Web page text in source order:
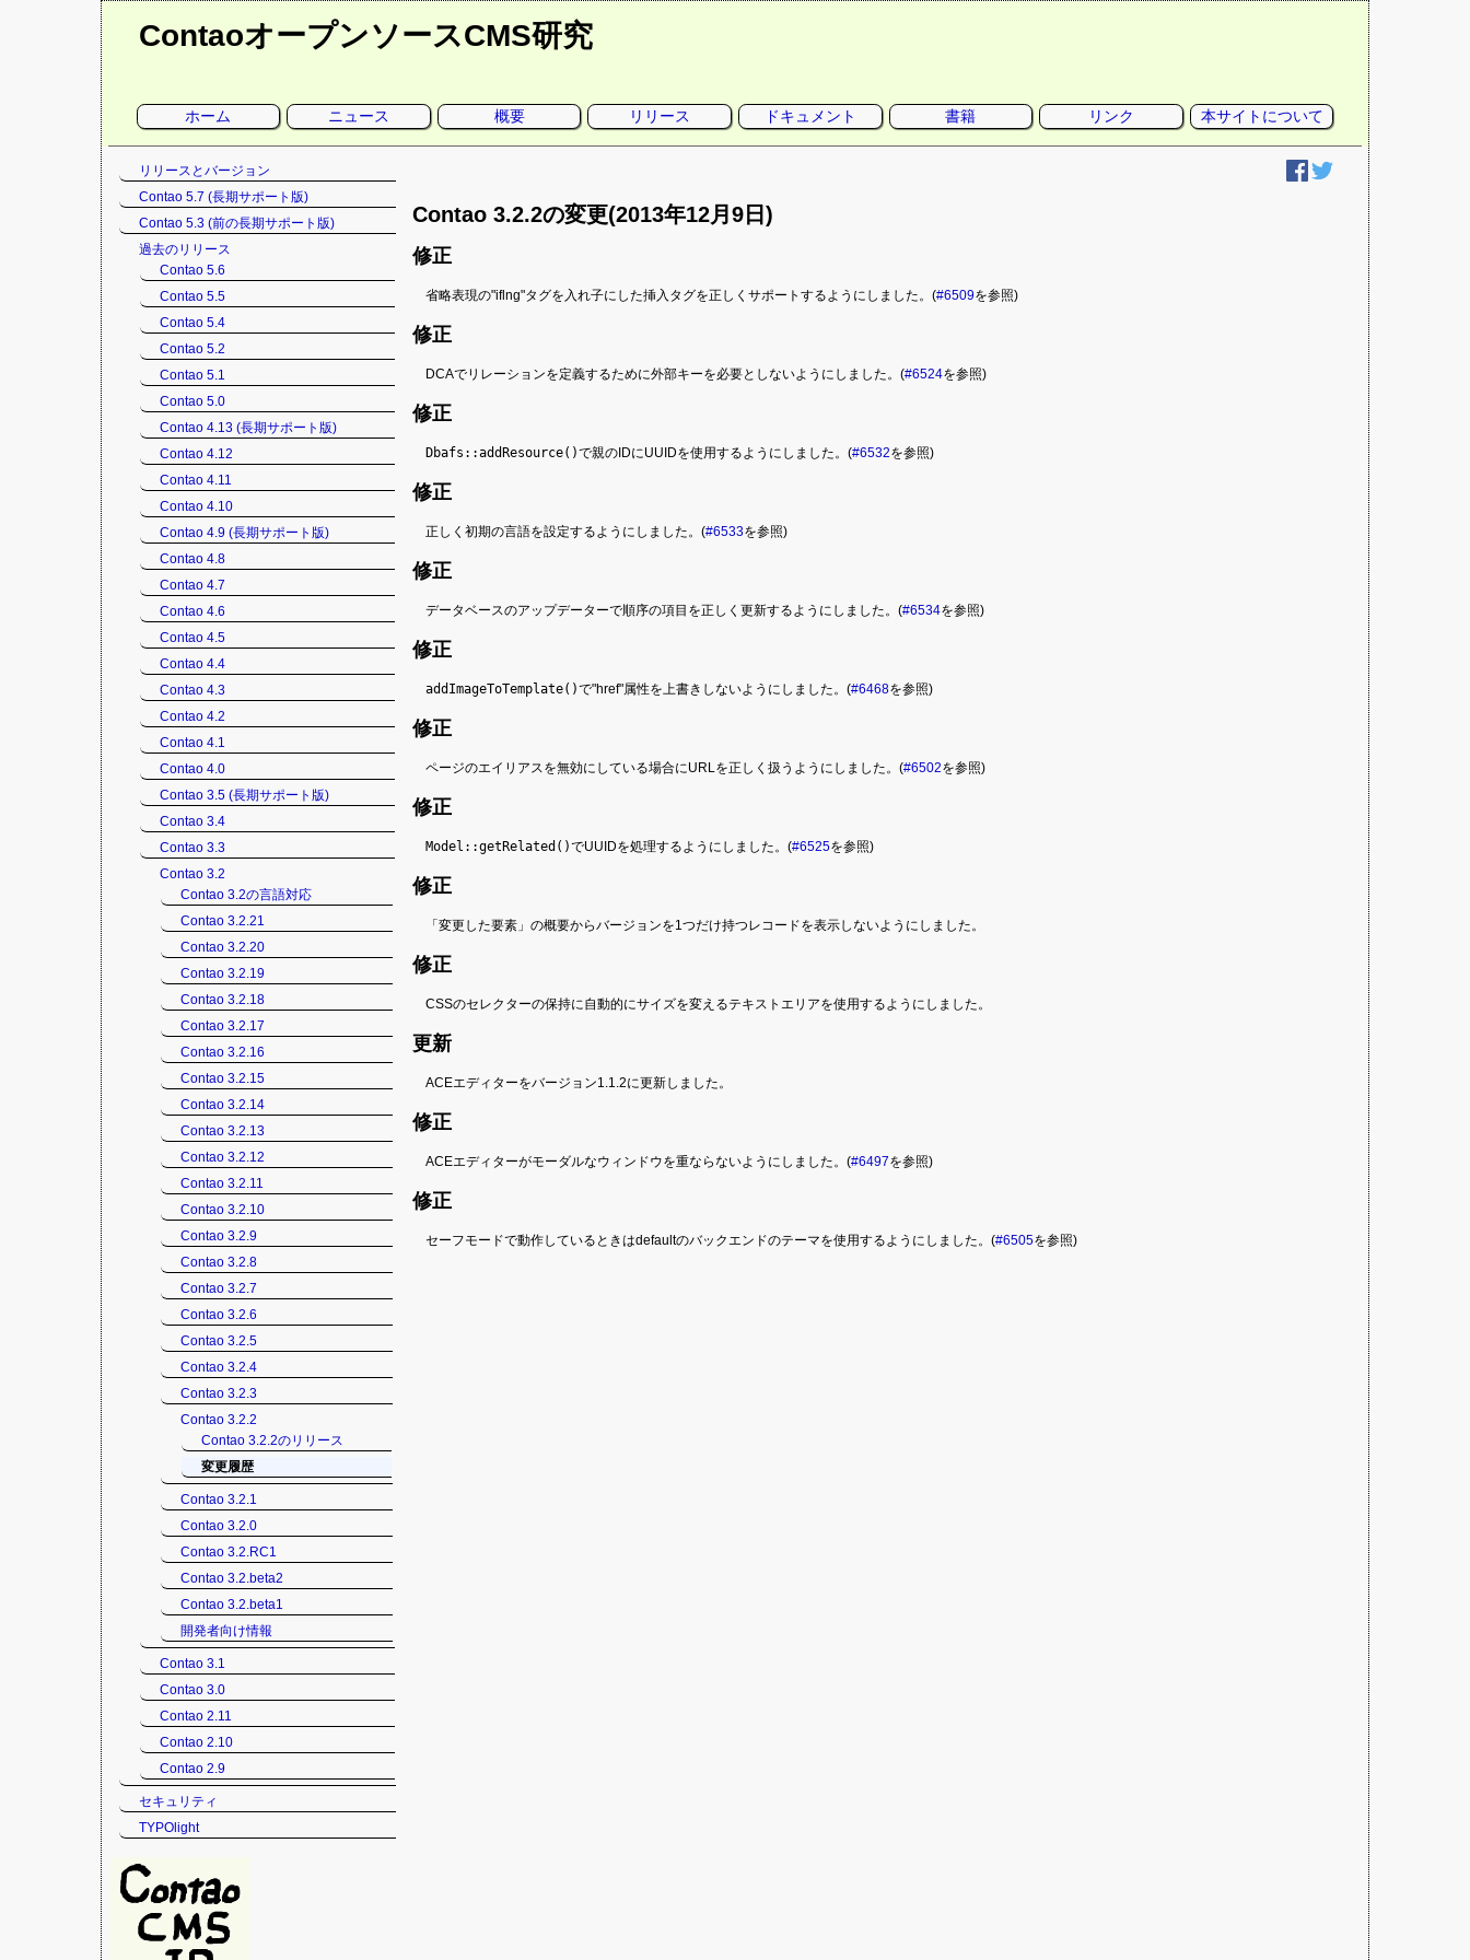
ContaoオープンソースCMS研究
ー
ホーム ニュース 概要 リリース ドキュメント 書籍 リンク 本サイトについて
Contao 3.2.2の変更(2013年12月9日)
修正
省略表現の"iflng"タグを入れ子にした挿入タグを正しくサポートするようにしました。(#6509を参照)
修正
DCAでリレーションを定義するために外部キーを必要としないようにしました。(#6524を参照)
修正
Dbafs::addResource()で親のIDにUUIDを使用するようにしました。(#6532を参照)
修正
正しく初期の言語を設定するようにしました。(#6533を参照)
修正
データベースのアップデーターで順序の項目を正しく更新するようにしました。(#6534を参照)
修正
addImageToTemplate()で"href"属性を上書きしないようにしました。(#6468を参照)
修正
ページのエイリアスを無効にしている場合にURLを正しく扱うようにしました。(#6502を参照)
修正
Model::getRelated()でUUIDを処理するようにしました。(#6525を参照)
修正
「変更した要素」の概要からバージョンを1つだけ持つレコードを表示しないようにしました。
修正
CSSのセレクターの保持に自動的にサイズを変えるテキストエリアを使用するようにしました。
更新
ACEエディターをバージョン1.1.2に更新しました。
修正
ACEエディターがモーダルなウィンドウを重ならないようにしました。(#6497を参照)
修正
セーフモードで動作しているときはdefaultのバックエンドのテーマを使用するようにしました。(#6505を参照)
ゲ
ー
リリースとバージョン
Contao 5.7 (長期サポート版)
Contao 5.3 (前の長期サポート版)
過去のリリース
Contao 5.6
Contao 5.5
Contao 5.4
Contao 5.2
Contao 5.1
Contao 5.0
Contao 4.13 (長期サポート版)
Contao 4.12
Contao 4.11
Contao 4.10
Contao 4.9 (長期サポート版)
Contao 4.8
Contao 4.7
Contao 4.6
Contao 4.5
Contao 4.4
Contao 4.3
Contao 4.2
Contao 4.1
Contao 4.0
Contao 3.5 (長期サポート版)
Contao 3.4
Contao 3.3
Contao 3.2
Contao 3.2の言語対応
Contao 3.2.21
Contao 3.2.20
Contao 3.2.19
Contao 3.2.18
Contao 3.2.17
Contao 3.2.16
Contao 3.2.15
Contao 3.2.14
Contao 3.2.13
Contao 3.2.12
Contao 3.2.11
Contao 3.2.10
Contao 3.2.9
Contao 3.2.8
Contao 3.2.7
Contao 3.2.6
Contao 3.2.5
Contao 3.2.4
Contao 3.2.3
Contao 3.2.2
Contao 3.2.2のリリース
変更履歴
Contao 3.2.1
Contao 3.2.0
Contao 3.2.RC1
Contao 3.2.beta2
Contao 3.2.beta1
開発者向け情報
Contao 3.1
Contao 3.0
Contao 2.11
Contao 2.10
Contao 2.9
セキュリティ
TYPOlight